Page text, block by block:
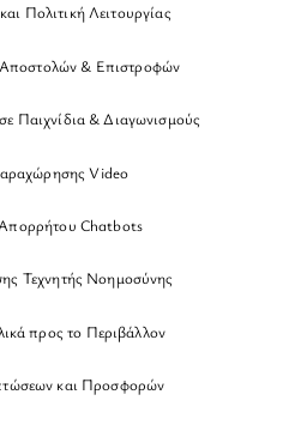
Πολιτική Λειτουργίας
& Επιστροφών
Παιχνίδια & Διαγωνισμούς
Video
Απορρήτου Chatbots
Τεχνητής Νοημοσύνης
προς το Περιβάλλον
και Προσφορών